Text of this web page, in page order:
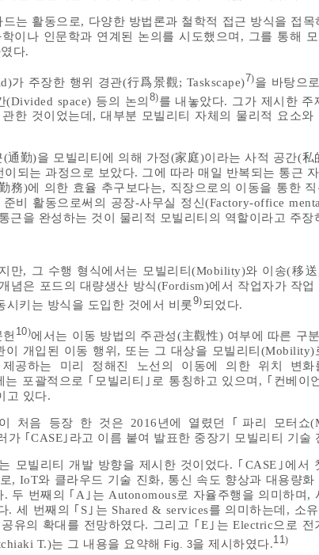
는 활동으로, 다양한 방법론과 철학적 접근 방식을 접목
이나 인문학과 연계된 논의를 시도했으며, 그를 통해
다.
가 주장한 행위 경관(行爲景觀; Taskscape)7)을 바탕으
space) 등의 논의 8)를 내놓았다. 그가 제시한 주
한 것이었는데, 대부분 모빌리티 자체의 물리적 요소와
通勤)을 모빌리티에 의해 가정(家庭)이라는 사적 공간(私
되는 과정으로 보았다. 그에 따라 매일 반복되는 통근 자
務)에 의한 효율 추구보다는, 직장으로의 이동을 통한
비 활동으로써의 공장-사무실 정신(Factory-office
근을 완성하는 것이 물리적 모빌리티의 역할이라고 주장
만, 그 수행 형식에서는 모빌리티(Mobility)와 이송(移送
념은 포드의 대량생산 방식(Fordism)에서 작업자가 작업
키는 방식을 도입한 것에서 비롯9)되었다.
10)에서는 이동 방법의 주관성(主觀性) 여부에 따른 구
개입된 이동 행위, 또는 그 대상을 모빌리티(Mobility)
공하는 미리 정해진 노선의 이동에 의한 위치 변화
는 포괄적으로 ｢모빌리티｣로 통칭하고 있으며, ｢컨베이
고 있다.
처음 등장 한 것은 2016년에 열렸던 ｢파리 모터쇼
가 ｢CASE｣라고 이름 붙여 발표한 중장기 모빌리티 기술
모빌리티 개발 방향을 제시한 것이었다. ｢CASE｣에서
, IoT와 클라우드 기술 진화, 통신 속도 향상과 대용량화
두 번째의 ｢A｣는 Autonomous로 자율주행을 의미하며,
세 번째의 ｢S｣는 Shared & services를 의미하는데, 소
유의 확대를 전망하였다. 그리고 ｢E｣는 Electric으로 전
T.)는 그 내용을 요약해
Fig. 3을 제시하였다.11)